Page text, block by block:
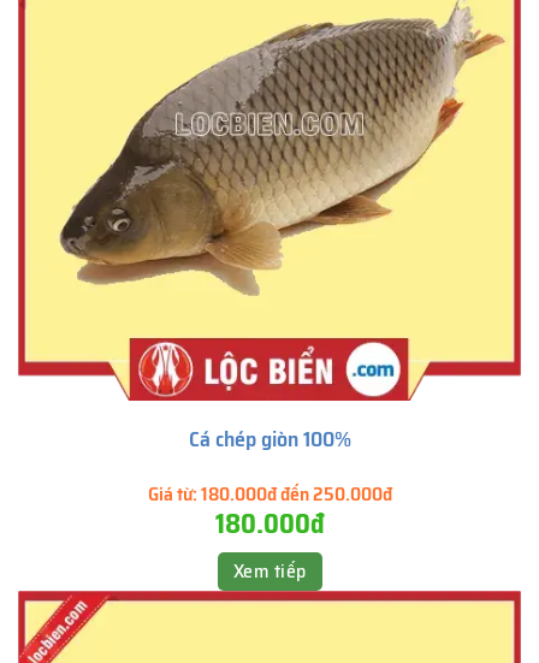
Cá chép giòn 100%
Giá từ:180.000đ đến 250.000đ
180.000đ
Xem tiếp